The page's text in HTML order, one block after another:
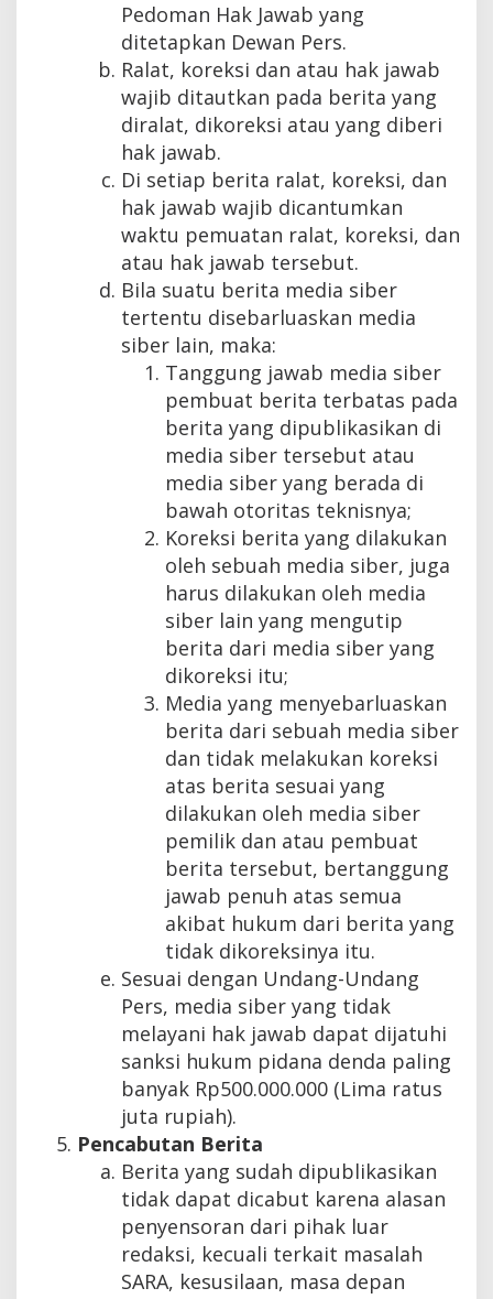
Pedoman Hak Jawab yang
ditetapkan Dewan Pers.
Ralat, koreksi dan atau hak jawab
wajib ditautkan pada berita yang
diralat, dikoreksi atau yang diberi
hak jawab.
Di setiap berita ralat, koreksi, dan
hak jawab wajib dicantumkan
waktu pemuatan ralat, koreksi, dan
atau hak jawab tersebut.
Bila suatu berita media siber
tertentu disebarluaskan media
siber lain, maka:
Tanggung jawab media siber
pembuat berita terbatas pada
berita yang dipublikasikan di
media siber tersebut atau
media siber yang berada di
bawah otoritas teknisnya;
Koreksi berita yang dilakukan
oleh sebuah media siber, juga
harus dilakukan oleh media
siber lain yang mengutip
berita dari media siber yang
dikoreksi itu;
Media yang menyebarluaskan
berita dari sebuah media siber
dan tidak melakukan koreksi
atas berita sesuai yang
dilakukan oleh media siber
pemilik dan atau pembuat
berita tersebut, bertanggung
jawab penuh atas semua
akibat hukum dari berita yang
tidak dikoreksinya itu.
Sesuai dengan Undang-Undang
Pers, media siber yang tidak
melayani hak jawab dapat dijatuhi
sanksi hukum pidana denda paling
banyak Rp500.000.000 (Lima ratus
juta rupiah).
Pencabutan Berita
Berita yang sudah dipublikasikan
tidak dapat dicabut karena alasan
penyensoran dari pihak luar
redaksi, kecuali terkait masalah
SARA, kesusilaan, masa depan